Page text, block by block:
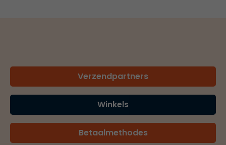
Verzendpartners
Winkels
Betaalmethodes